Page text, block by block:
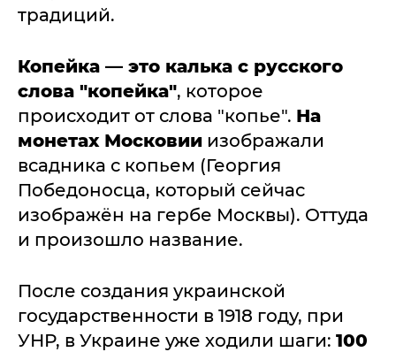
традиций.
Копейка — это калька с русского
слова "копейка", которое
происходит от слова "копье". На
монетах Московии изображали
всадника с копьем (Георгия
Победоносца, который сейчас
изображён на гербе Москвы). Оттуда
и произошло название.
После создания украинской
государственности в 1918 году, при
УНР, в Украине уже ходили шаги: 100